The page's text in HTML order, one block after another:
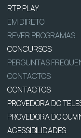
RTP PLAY
EM DIRETO
REVER PROGRAMAS
CONCURSOS
PERGUNTAS
CONTACTOS
CONTACTOS
PROVEDORA DO
PROVEDORA DO
ACESSIBILIDADES